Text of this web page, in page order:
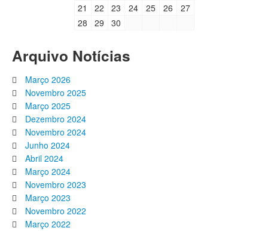
21
22 23 24 25 26
27
28
29 30
Arquivo Notícias
Março 2026
Novembro 2025
Março 2025
Dezembro 2024
Novembro 2024
Junho 2024
Abril 2024
Março 2024
Novembro 2023
Março 2023
Novembro 2022
Março 2022